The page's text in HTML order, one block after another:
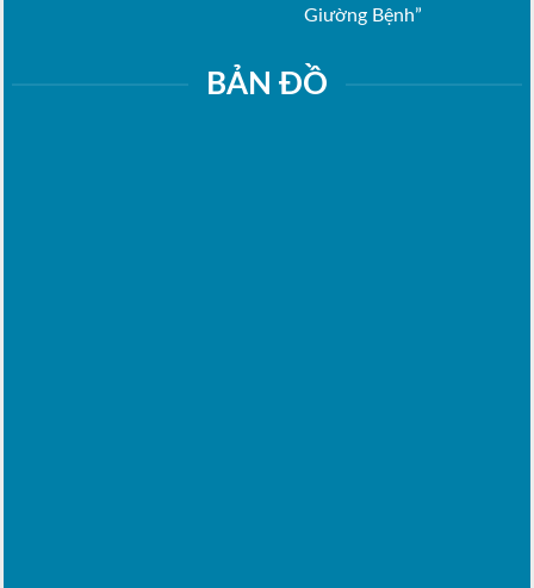
Giường Bệnh”
BẢN ĐỒ